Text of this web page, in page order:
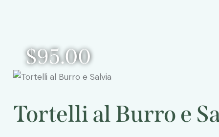
$95.00
Tortelli al Burro e